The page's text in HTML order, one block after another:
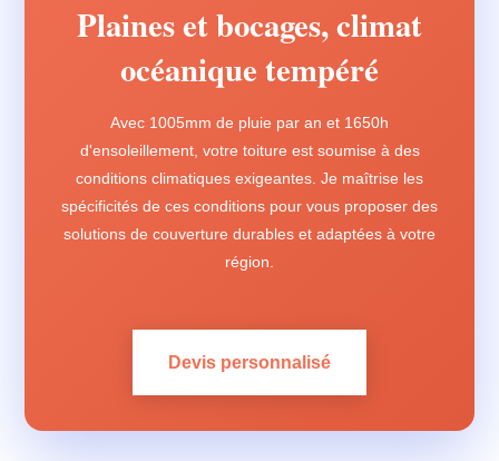
Plaines et bocages, climat
océanique tempéré
Avec 1005mm de pluie par an et 1650h
d'ensoleillement, votre toiture est soumise à des
conditions climatiques exigeantes. Je maîtrise les
spécificités de ces conditions pour vous proposer des
solutions de couverture durables et adaptées à votre
région.
Devis personnalisé